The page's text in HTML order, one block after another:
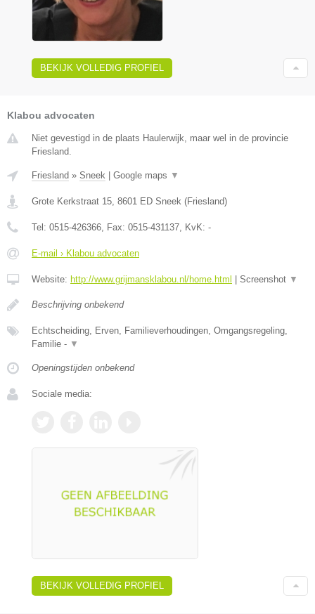
BEKIJK VOLLEDIG PROFIEL
Klabou advocaten
Niet gevestigd in de plaats Haulerwijk, maar wel in de provincie
Friesland.
Friesland » Sneek Google maps ▼
Grote Kerkstraat 15, 8601 ED Sneek (Friesland)
Tel: 0515-426366, Fax: 0515-431137, KvK: -
E-mail › Klabou advocaten
Website: http://www.grijmansklabou.nl/home.html Screenshot ▼
Beschrijving onbekend
Echtscheiding, Erven, Familieverhoudingen, Omgangsregeling,
Familie - ▼
Openingstijden onbekend
Sociale media:
BEKIJK VOLLEDIG PROFIEL